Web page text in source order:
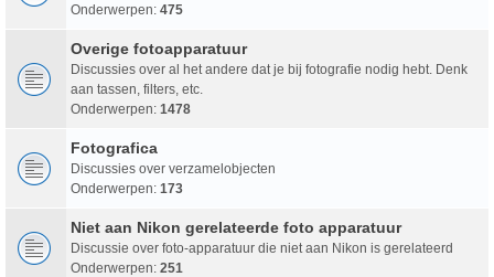
Onderwerpen: 475
Overige fotoapparatuur
Discussies over al het andere dat je bij fotografie nodig hebt. Denk
aan tassen, filters, etc.
Onderwerpen: 1478
Fotografica
Discussies over verzamelobjecten
Onderwerpen: 173
Niet aan Nikon gerelateerde foto apparatuur
Discussie over foto-apparatuur die niet aan Nikon is gerelateerd
Onderwerpen: 251